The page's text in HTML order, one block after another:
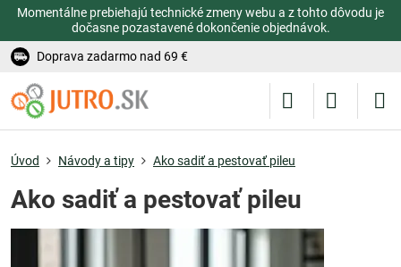
Momentálne prebiehajú technické zmeny webu a z tohto dôvodu je
dočasne pozastavené dokončenie objednávok.
Doprava zadarmo nad 69 €
Úvod Návody a tipy Ako sadiť a pestovať pileu
Ako sadiť a pestovať pileu